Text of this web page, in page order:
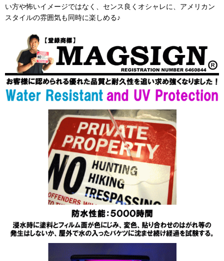
い方や怖いイメージではなく、センス良くオシャレに、アメリカン
スタイルの雰囲気も同時に楽しめる♪